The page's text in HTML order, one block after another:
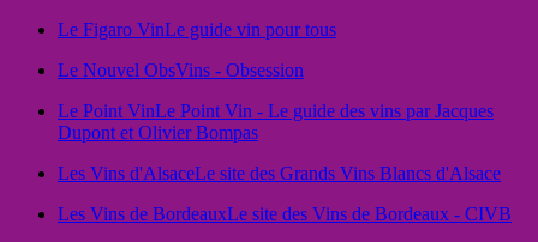
Le Figaro VinLe guide vin pour tous
Le Nouvel ObsVins - Obsession
Le Point VinLe Point Vin - Le guide des vins par Jacques
Dupont et Olivier Bompas
Les Vins d'AlsaceLe site des Grands Vins Blancs d'Alsace
Les Vins de BordeauxLe site des Vins de Bordeaux - CIVB